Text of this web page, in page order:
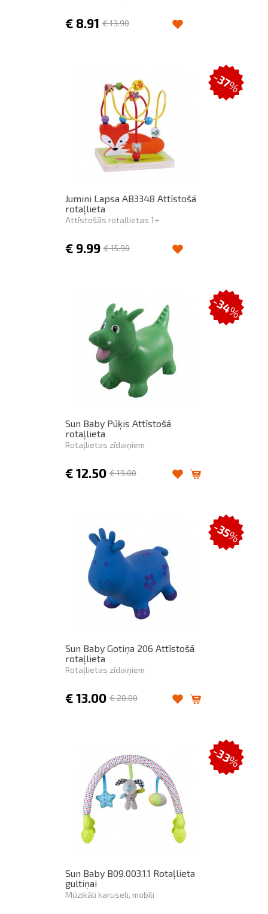
€ 8.91 €13.90
Jumini Lapsa AB3348 Attīstošā
rotaļlieta
Attīstošās rotaļlietas 1+
€ 9.99 €15.90
-37%
Sun Baby Pūķis Attīstošā
rotaļlieta
Rotaļlietas zīdaiņiem
€ 12.50 €19.00
-34%
Sun Baby Gotiņa 206 Attīstošā
rotaļlieta
Rotaļlietas zīdaiņiem
€ 13.00 €20.00
-35%
Sun Baby B09.003.1.1 Rotaļlieta
gultiņai
Mūzikāli karuseli, mobīli
-33%